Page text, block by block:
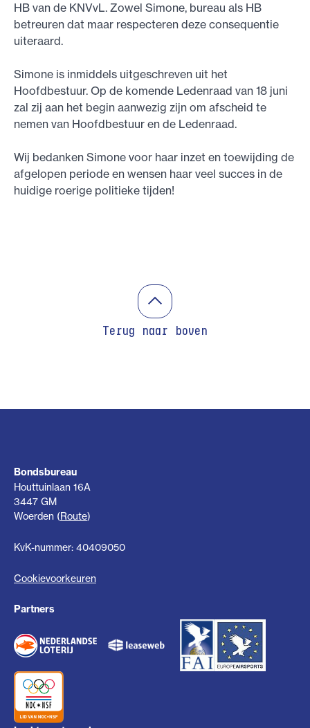
HB van de KNVvL. Zowel Simone, bureau als HB
betreuren dat maar respecteren deze consequentie
uiteraard.
Simone is inmiddels uitgeschreven uit het
Hoofdbestuur. Op de komende Ledenraad van 18 juni
zal zij aan het begin aanwezig zijn om afscheid te
nemen van Hoofdbestuur en de Ledenraad.
Wij bedanken Simone voor haar inzet en toewijding de
afgelopen periode en wensen haar veel succes in de
huidige roerige politieke tijden!
Terug naar boven
Bondsbureau
Houttuinlaan 16A
3447 GM
Woerden (Route)
KvK-nummer: 40409050
Cookievoorkeuren
Partners